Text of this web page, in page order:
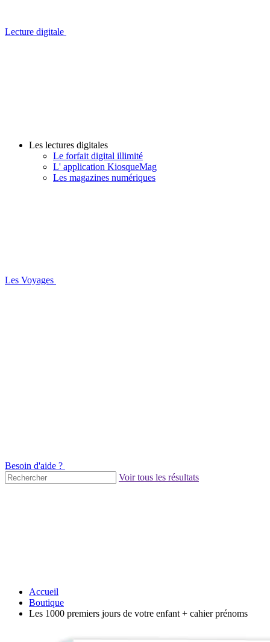
Lecture digitale
Les lectures digitales
Le forfait digital illimité
L' application KiosqueMag
Les magazines numériques
Les Voyages
Besoin d'aide ?
Voir tous les résultats
Accueil
Boutique
Les 1000 premiers jours de votre enfant + cahier prénoms